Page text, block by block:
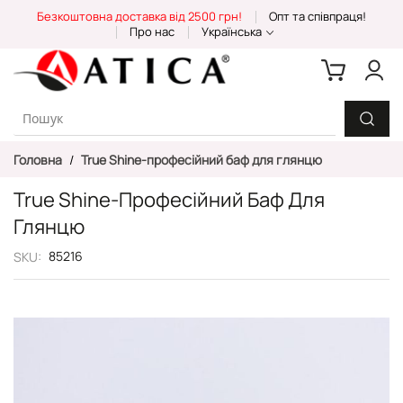
Content
Безкоштовна доставка від 2500 грн!
Опт та співпраця!
Про нас
Українська
Головна True Shine-професійний баф для глянцю
True Shine-Професійний Баф Для
Глянцю
SKU 85216